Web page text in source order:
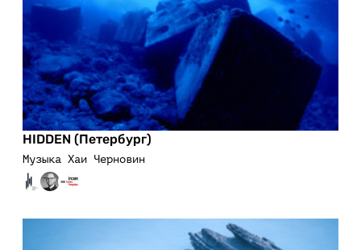
HIDDEN (Петербург)
Музыка Хаи Черновин